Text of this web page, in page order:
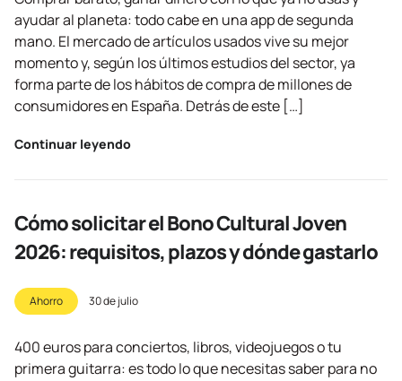
ayudar al planeta: todo cabe en una app de segunda
mano. El mercado de artículos usados vive su mejor
momento y, según los últimos estudios del sector, ya
forma parte de los hábitos de compra de millones de
consumidores en España. Detrás de este […]
Continuar leyendo
Cómo solicitar el Bono Cultural Joven
2026: requisitos, plazos y dónde gastarlo
Ahorro 30 de julio
400 euros para conciertos, libros, videojuegos o tu
primera guitarra: es todo lo que necesitas saber para no